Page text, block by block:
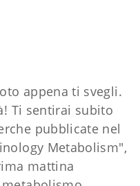
appena ti svegli.
Ti sentirai subito
pubblicate nel
Metabolism",
mattina